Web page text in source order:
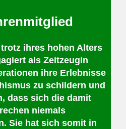
ihres hohen Alters
als Zeitzeugin
ihre Erlebnisse
zu schildern und
dass sich die damit
niemals
Sie hat sich somit in